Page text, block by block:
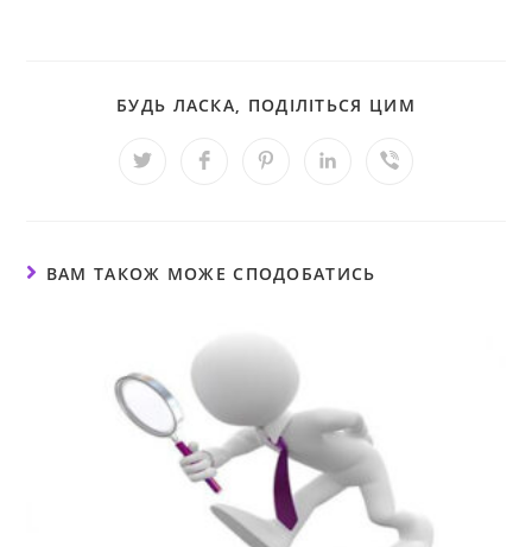
БУДЬ ЛАСКА, ПОДІЛІТЬСЯ ЦИМ
ВАМ ТАКОЖ МОЖЕ СПОДОБАТИСЬ